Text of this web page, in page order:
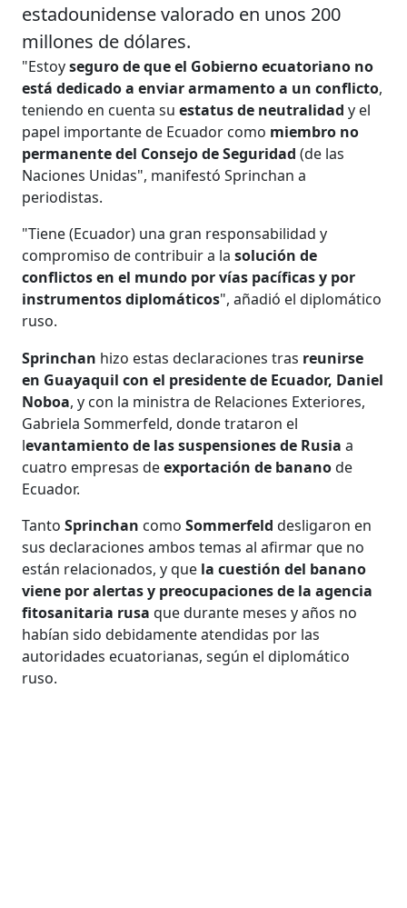
estadounidense valorado en unos 200
millones de dólares.
"Estoyseguro de que el Gobierno ecuatoriano no
está dedicado a enviar armamento a un conflicto,
teniendo en cuenta suestatus de neutralidad y el
papel importante de Ecuador como miembro no
permanente del Consejo de Seguridad (de las
Naciones Unidas", manifestó Sprinchan a
periodistas.
"Tiene (Ecuador) una gran responsabilidad y
compromiso de contribuir a la solución de
conflictos en el mundo por vías pacíficas y por
instrumentos diplomáticos", añadió el diplomático
ruso.
Sprinchan hizo estas declaraciones tras reunirse
en Guayaquil con el presidente de Ecuador, Daniel
Noboa, y con la ministra de Relaciones Exteriores,
Gabriela Sommerfeld, donde trataron el
levantamiento de las suspensiones de Rusiaa
cuatro empresas deexportación de bananode
Ecuador.
TantoSprinchan comoSommerfelddesligaron en
sus declaraciones ambos temas al afirmar que no
están relacionados, y que la cuestión del banano
viene por alertas y preocupaciones de la agencia
fitosanitaria rusaque durante meses y años no
habían sido debidamente atendidas por las
autoridades ecuatorianas, según el diplomático
ruso.